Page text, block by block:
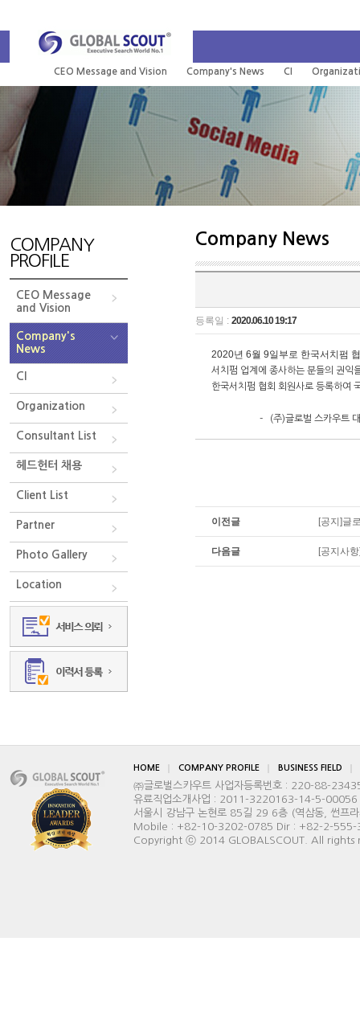
CEO Message and Vision Company's News CI
COMPANY
PROFILE
CEO Message
and Vision
Company's
News
CI
Organization
Consultant List
헤드헌터 채용
Client List
Partner
Photo Gallery
Location
Company News
등록일 : 2020.06.10 19:17
2020년 6월 9일부로 한국서치펌
서치펌 업계에 종사하는 분들의 권익
한국서치펌 협회 회원사로 등록하여
- (주)글로벌 스카우트 대표
이전글 [공지]글
다음글 [공지사
HOME COMPANY PROFILE BUSINESS FIELD
㈜글로벌스카우트 사업자등록번호 : 220-88-
유료직업소개사업 : 2011-3220163-14-5-
서울시 강남구 논현로 85길 29 6층 (역삼동, 썬
Mobile : +82-10-3202-0785 Dir : +82-2-
Copyright ⓒ 2014 GLOBALSCOUT. All rights